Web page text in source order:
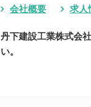
会社概要 求人
丹下建設工業株式会
い。